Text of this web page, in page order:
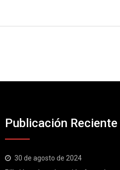
Publicación Reciente
30 de agosto de 2024